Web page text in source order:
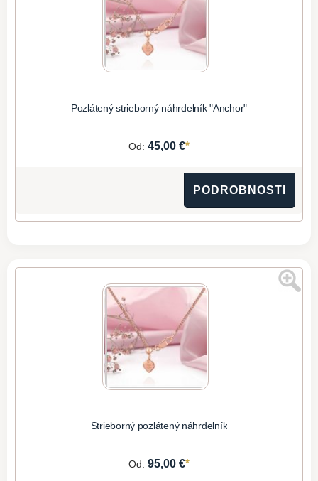
Pozlátený strieborný náhrdelník "Anchor"
Od: 45,00 €*
PODROBNOSTI
Strieborný pozlátený náhrdelník
Od: 95,00 €*